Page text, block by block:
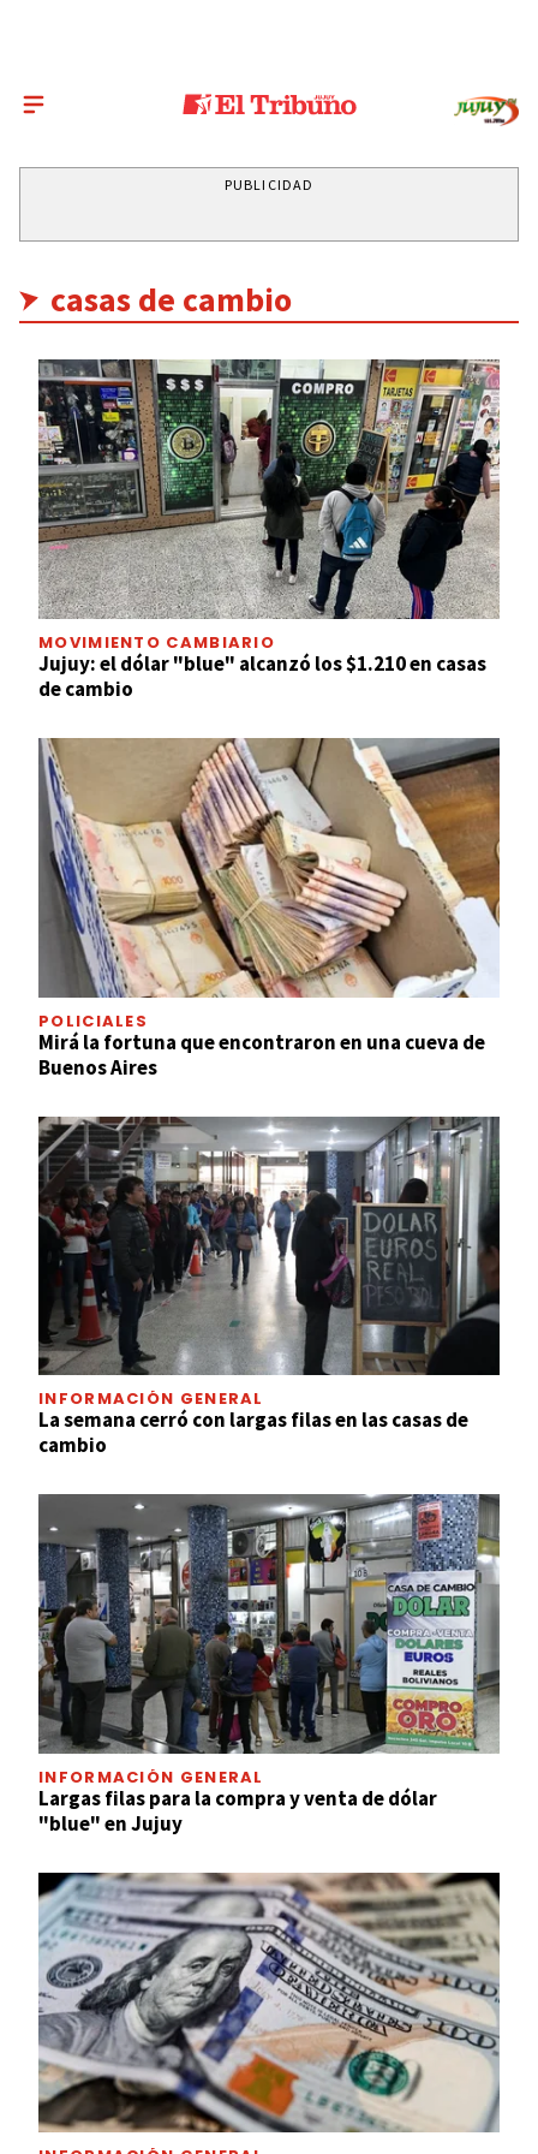
PUBLICIDAD
casas de cambio
MOVIMIENTO CAMBIARIO
Jujuy: el dólar "blue" alcanzó los $1.210 en casas
de cambio
POLICIALES
Mirá la fortuna que encontraron en una cueva de
Buenos Aires
INFORMACIÓN GENERAL
La semana cerró con largas filas en las casas de
cambio
INFORMACIÓN GENERAL
Largas filas para la compra y venta de dólar
"blue" en Jujuy